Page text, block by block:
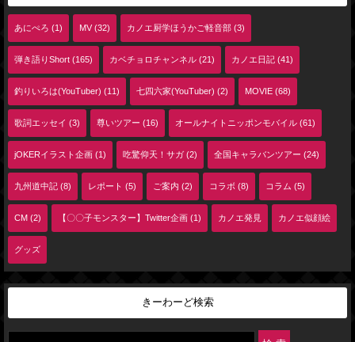
あにぺろ (1) MV (32) カノエ厨学ほうかご軽音部 (3)
弾き語りShort (165) カベチョロチャンネル (21) カノエ日記 (41)
釣りいろは(YouTuber) (11) 七四六家(YouTuber) (2) MOVIE (68)
歌詞エッセイ (3) 尊いツアー (16) オールナイトニッポンモバイル (61)
jOKERイラスト企画 (1) 吃驚仰天！サガ (2) 全国キャラバンツアー (24)
九州道中記 (8) レポート (5) ご案内 (2) コラボ (8) コラム (5)
CM (2) 【〇〇子モンスター】Twitter企画 (1) カノエ発見 カノエ似顔絵
グッズ
きーわーど検索